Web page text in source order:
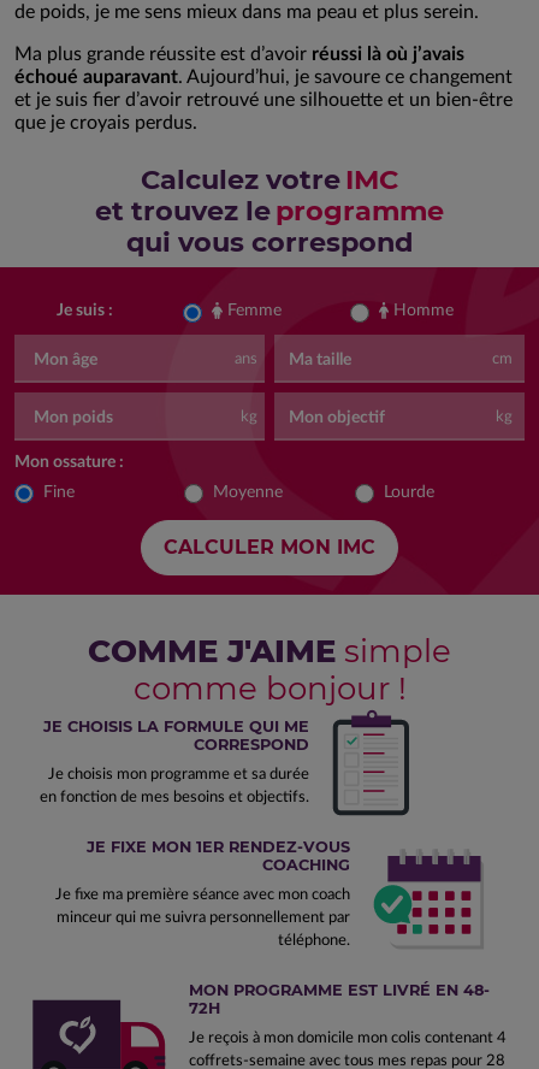
de poids, je me sens mieux dans ma peau et plus serein.
Ma plus grande réussite est d’avoir réussi là où j’avais
échoué auparavant. Aujourd’hui, je savoure ce changement
et je suis fier d’avoir retrouvé une silhouette et un bien-être
que je croyais perdus.
Calculez votre IMC
et trouvez leprogramme
qui vous correspond
Je suis : Femme Homme
Mon âge ans Ma taille cm
Mon poids kg Mon objectif kg
Mon ossature :
Fine Moyenne Lourde
COMME J'AIME simple
comme bonjour !
JE CHOISIS LA FORMULE QUI ME
CORRESPOND
Je choisis mon programme et sa durée
en fonction de mes besoins et objectifs.
JE FIXE MON 1ER RENDEZ-VOUS
COACHING
Je fixe ma première séance avec mon coach
minceur qui me suivra personnellement par
téléphone.
MON PROGRAMME EST LIVRÉ EN 48-
72H
Je reçois à mon domicile mon colis contenant 4
coffrets-semaine avec tous mes repas pour 28